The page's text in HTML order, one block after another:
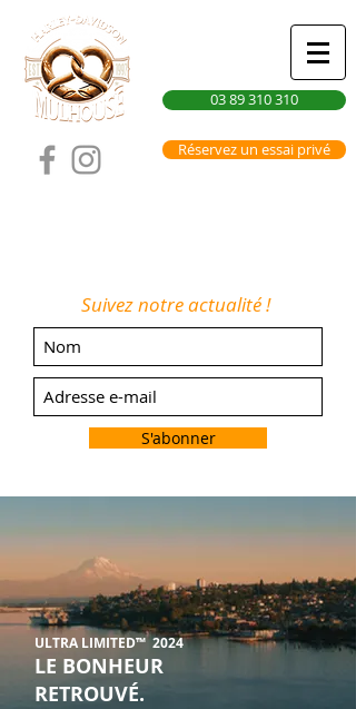
03 89 310 310
Réservez un essai privé
Suivez notre actualité !
S'abonner
ULTRA LIMITED™ 2024
LE BONHEUR
RETROUVÉ.